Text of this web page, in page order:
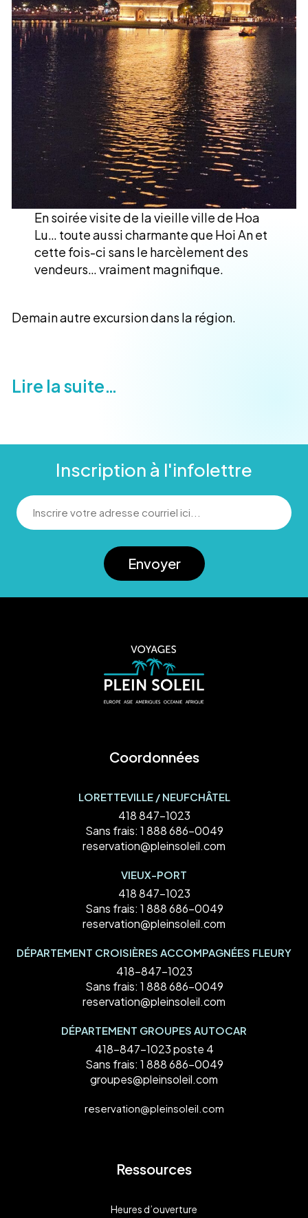
En soirée visite de la vieille ville de Hoa
Lu… toute aussi charmante que Hoi An et
cette fois-ci sans le harcèlement des
vendeurs… vraiment magnifique.
Demain autre excursion dans la région.
Lire la suite…
Inscription à l'infolettre
Envoyer
Coordonnées
LORETTEVILLE / NEUFCHÂTEL
418 847-1023
Sans frais: 1 888 686-0049
reservation@pleinsoleil.com
VIEUX-PORT
418 847-1023
Sans frais: 1 888 686-0049
reservation@pleinsoleil.com
DÉPARTEMENT CROISIÈRES ACCOMPAGNÉES FLEURY
418-847-1023
Sans frais: 1 888 686-0049
reservation@pleinsoleil.com
DÉPARTEMENT GROUPES AUTOCAR
418-847-1023 poste 4
Sans frais: 1 888 686-0049
groupes@pleinsoleil.com
reservation@pleinsoleil.com
Ressources
Heures d’ouverture